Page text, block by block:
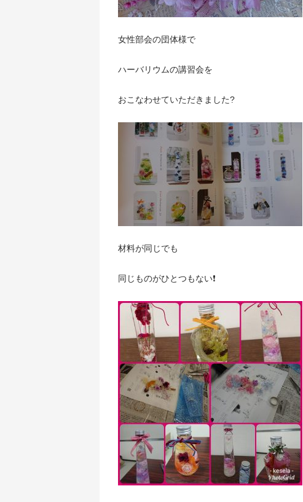
女性部会の団体様で
ハーバリウムの講習会を
おこなわせていただきました?
材料が同じでも
同じものがひとつもない❗